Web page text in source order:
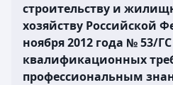
строительству и
хозяйству Российской
ноября 2012 года № 53/
квалификационных
профессиональным